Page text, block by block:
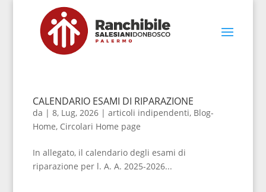
CALENDARIO ESAMI DI RIPARAZIONE
da | 8, Lug, 2026| articoli indipendenti, Blog-
Home, Circolari Home page
In allegato, il calendario degli esami di
riparazione per l. A. A. 2025-2026...